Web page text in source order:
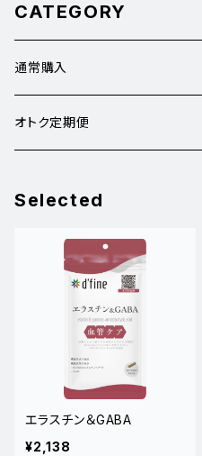
CATEGORY
通常購入
なんとなくの疲れ
血管・めぐり
オトク定期便
Selected
エラスチン＆GABA
¥2,138